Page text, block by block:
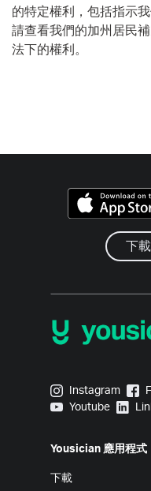
的特定權利，包括指示
請查看我們的加州居民
法下的權利。
下
Yousician on
Instagram
Yousician on
Youtube
Yousician 應用程式
下載